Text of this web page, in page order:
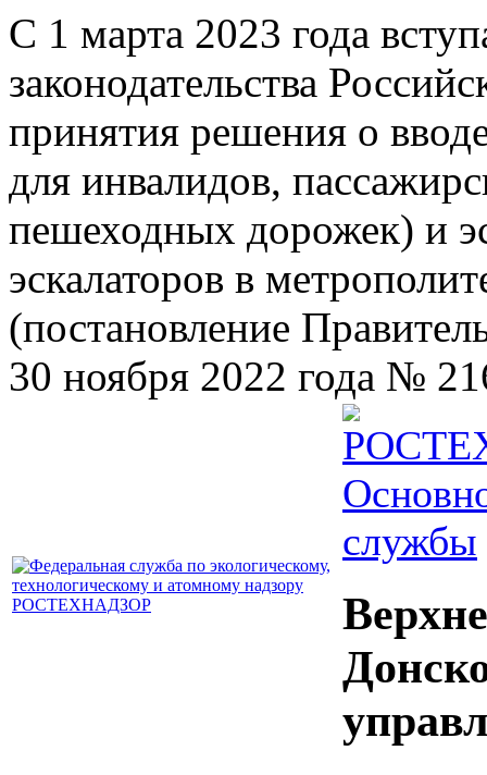
С 1 марта 2023 года
законодательства
принятия решения о
для инвалидов,
пешеходных дорожек) и
эскалаторов в
(постановление
30 ноября 2022 года №
службы